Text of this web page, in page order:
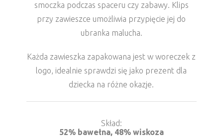
smoczka podczas spaceru czy zabawy. Klips
przy zawieszce umożliwia przypięcie jej do
ubranka malucha.
Każda zawieszka zapakowana jest w woreczek z
logo, idealnie sprawdzi się jako prezent dla
dziecka na różne okazje.
Skład
52% bawełna, 48% wiskoza